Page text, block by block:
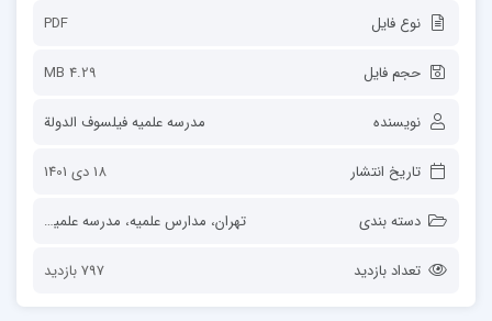
نوع فایل PDF
حجم فایل 4.29 MB
نویسنده مدرسه علمیه فیلسوف الدولة
تاریخ انتشار 18 دی 1401
دسته بندی تهران، مدارس علمیه، مدرسه علمیه فیلسوف الدولة
تعداد بازدید 797 بازدید